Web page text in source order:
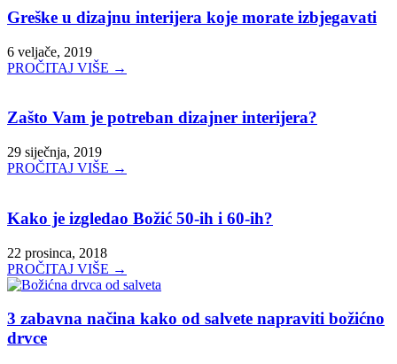
Greške u dizajnu interijera koje morate izbjegavati
6 veljače, 2019
PROČITAJ VIŠE →
Zašto Vam je potreban dizajner interijera?
29 siječnja, 2019
PROČITAJ VIŠE →
Kako je izgledao Božić 50-ih i 60-ih?
22 prosinca, 2018
PROČITAJ VIŠE →
3 zabavna načina kako od salvete napraviti božićno
drvce